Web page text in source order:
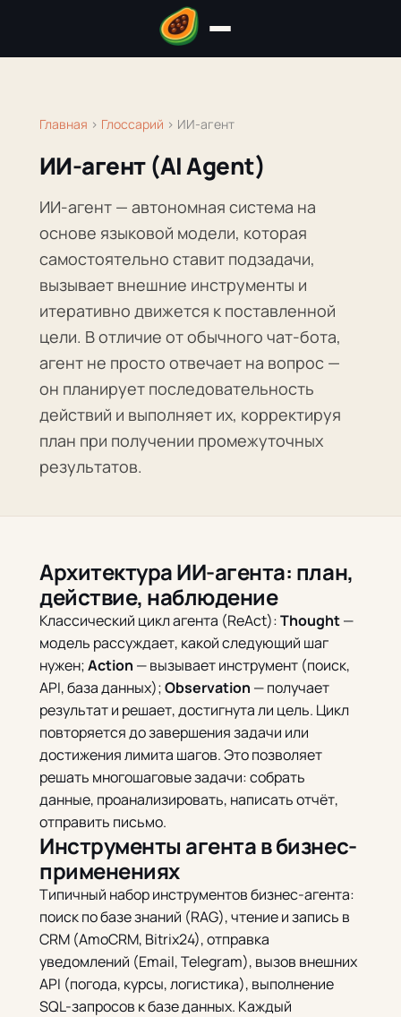
Главная › Глоссарий › ИИ-агент
ИИ-агент (AI Agent)
ИИ-агент — автономная система на
основе языковой модели, которая
самостоятельно ставит подзадачи,
вызывает внешние инструменты и
итеративно движется к поставленной
цели. В отличие от обычного чат-бота,
агент не просто отвечает на вопрос —
он планирует последовательность
действий и выполняет их, корректируя
план при получении промежуточных
результатов.
Архитектура ИИ-агента: план,
действие, наблюдение
Классический цикл агента (ReAct):Thought—
модель рассуждает, какой следующий шаг
нужен;Action — вызывает инструмент (поиск,
API, база данных);Observation — получает
результат и решает, достигнута ли цель. Цикл
повторяется до завершения задачи или
достижения лимита шагов. Это позволяет
решать многошаговые задачи: собрать
данные, проанализировать, написать отчёт,
отправить письмо.
Инструменты агента в бизнес-
применениях
Типичный набор инструментов бизнес-агента:
поиск по базе знаний (RAG), чтение и запись в
CRM (AmoCRM, Bitrix24), отправка
уведомлений (Email, Telegram), вызов внешних
API (погода, курсы, логистика), выполнение
SQL-запросов к базе данных. Каждый